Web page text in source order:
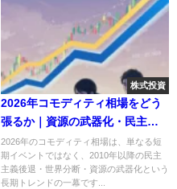
株式投資
2026年コモディティ相場をどう
張るか｜資源の武器化・民主主
義後退を前提にしたインフレ期
ポートフォリオとETF戦略
2026年のコモディティ相場は、単なる短
期イベントではなく、2010年以降の民主
主義後退・世界分断・資源の武器化という
長期トレンドの一幕です...